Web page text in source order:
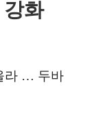
강화
라 … 두바